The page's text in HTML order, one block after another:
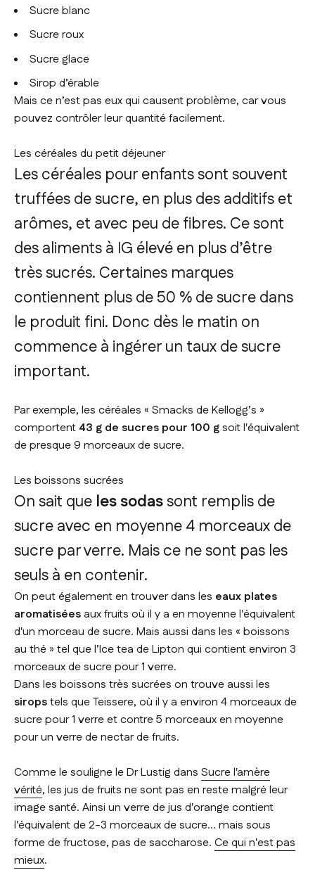
Sucre blanc
Sucre roux
Sucre glace
Sirop d’érable
Mais ce n’est pas eux qui causent problème, car vous
pouvez contrôler leur quantité facilement.
Les céréales du petit déjeuner
Les céréales pour enfants sont souvent
truffées de sucre, en plus des additifs et
arômes, et avec peu de fibres. Ce sont
des aliments à IG élevé en plus d’être
très sucrés. Certaines marques
contiennent plus de 50 % de sucre dans
le produit fini. Donc dès le matin on
commence à ingérer un taux de sucre
important.
Par exemple, les céréales « Smacks de Kellogg’s »
comportent 43 g de sucres pour 100 gsoit l'équivalent
de presque 9 morceaux de sucre.
Les boissons sucrées
On sait que les sodassont remplis de
sucre avec en moyenne 4 morceaux de
sucre par verre. Mais ce ne sont pas les
seuls à en contenir.
On peut également en trouver dans les eaux plates
aromatiséesaux fruits où il y a en moyenne l'équivalent
d'un morceau de sucre. Mais aussi dans les « boissons
au thé » tel que l’Ice tea de Lipton qui contient environ 3
morceaux de sucre pour 1 verre.
Dans les boissons très sucrées on trouve aussi les
siropstels que Teissere, où il y a environ 4 morceaux de
sucre pour 1 verre et contre 5 morceaux en moyenne
pour un verre de nectar de fruits.
Comme le souligne le Dr Lustig dans Sucre l'amère
vérité, les jus de fruits ne sont pas en reste malgré leur
image santé. Ainsi un verre de jus d'orange contient
l'équivalent de 2-3 morceaux de sucre... mais sous
forme de fructose, pas de saccharose. Ce qui n'est pas
mieux.